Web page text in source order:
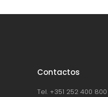
Contactos
Tel. +351 252 400